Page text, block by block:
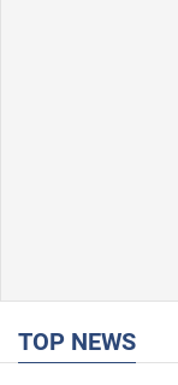
TOP NEWS